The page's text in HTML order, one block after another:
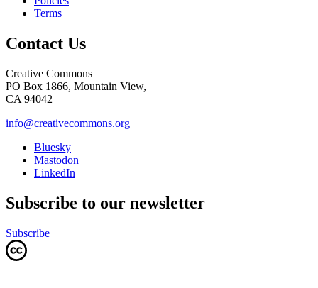
Terms
Contact Us
Creative Commons
PO Box 1866, Mountain View,
CA 94042
info@creativecommons.org
Bluesky
Mastodon
LinkedIn
Subscribe to our newsletter
Subscribe